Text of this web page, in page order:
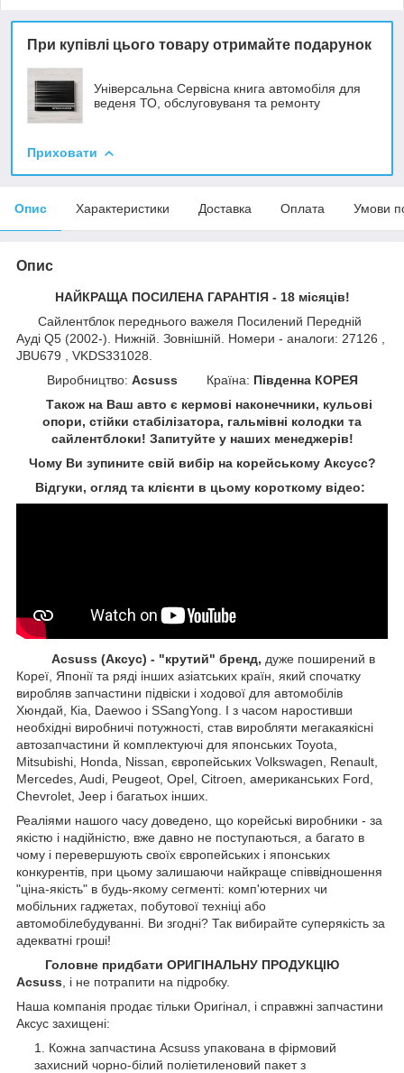
При купівлі цього товару отримайте подарунок
Універсальна Сервісна книга автомобіля для
веденя ТО, обслуговуваня та ремонту
Приховати
Опис Характеристики Доставка Оплата Умови
Опис
НАЙКРАЩА ПОСИЛЕНА ГАРАНТІЯ - 18 місяців!
Сайлентблок переднього важеля Посилений Передній
Ауді Q5 (2002-). Нижній. Зовнішній. Номери - аналоги: 27126 ,
JBU679 , VKDS331028.
Виробництво: Acsuss Країна: Південна КОРЕЯ
Також на Ваш авто є кермові наконечники, кульові
опори, стійки стабілізатора, гальмівні колодки та
сайлентблоки! Запитуйте у наших менеджерів!
Чому Ви зупините свій вибір на корейському Аксусс?
Відгуки, огляд та клієнти в цьому короткому відео:
Acsuss (Аксус) - "крутий" бренд, дуже поширений в
Кореї, Японії та ряді інших азіатських країн, який спочатку
виробляв запчастини підвіски і ходової для автомобілів
Хюндай, Кіа, Daewoo і SSangYong. І з часом наростивши
необхідні виробничі потужності, став виробляти мегакаякісні
автозапчастини й комплектуючі для японських Toyota,
Mitsubishi, Honda, Nissan, європейських Volkswagen, Renault,
Mercedes, Audi, Peugeot, Opel, Citroen, американських Ford,
Chevrolet, Jeep і багатьох інших.
Реаліями нашого часу доведено, що корейські виробники - за
якістю і надійністю, вже давно не поступаються, а багато в
чому і перевершують своїх європейських і японських
конкурентів, при цьому залишаючи найкраще співвідношення
"ціна-якість" в будь-якому сегменті: комп'ютерних чи
мобільних гаджетах, побутової техніці або
автомобілебудуванні. Ви згодні? Так вибирайте суперякість за
адекватні гроші!
Головне придбати ОРИГІНАЛЬНУ ПРОДУКЦІЮ
Acsuss , і не потрапити на підробку.
Наша компанія продає тільки Оригінал, і справжні запчастини
Аксус захищені:
Кожна запчастина Acsuss упакована в фірмовий
захисний чорно-білий поліетиленовий пакет з